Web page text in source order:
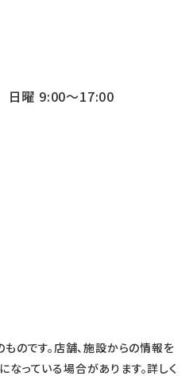
曜 9:00～17:00
のです。店舗、施設からの情報を
なっている場合があります。詳しく